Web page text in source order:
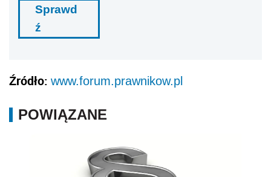
Sprawd
ź
Źródło: www.forum.prawnikow.pl
POWIĄZANE